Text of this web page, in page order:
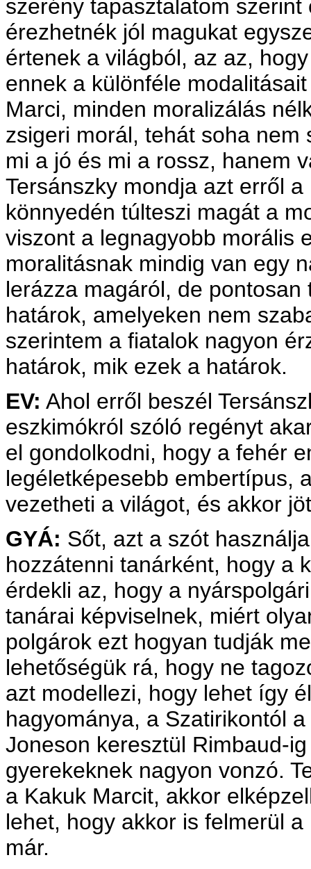
szerény tapasztalatom
érezhetnék jól magukat
értenek a világból, az az,
ennek a különféle
Marci, minden moralizálás
zsigeri morál, tehát soha
mi a jó és mi a rossz, hanem
Tersánszky mondja azt erről
könnyedén túlteszi magát a
viszont a legnagyobb morális
moralitásnak mindig van egy
lerázza magáról, de
határok, amelyeken nem
szerintem a fiatalok nagyon
határok, mik ezek a határok.
EV: Ahol erről beszél
eszkimókról szóló regényt
el gondolkodni, hogy a fehér
legéletképesebb embertípus,
vezetheti a világot, és akkor
GYÁ: Sőt, azt a szót
hozzátenni tanárként, hogy a
érdekli az, hogy a
tanárai képviselnek, miért
polgárok ezt hogyan tudják
lehetőségük rá, hogy ne
azt modellezi, hogy lehet így
hagyománya, a Szatirikontól
Joneson keresztül Rimbaud-
gyerekeknek nagyon vonzó.
a Kakuk Marcit, akkor
lehet, hogy akkor is felmerül
már.